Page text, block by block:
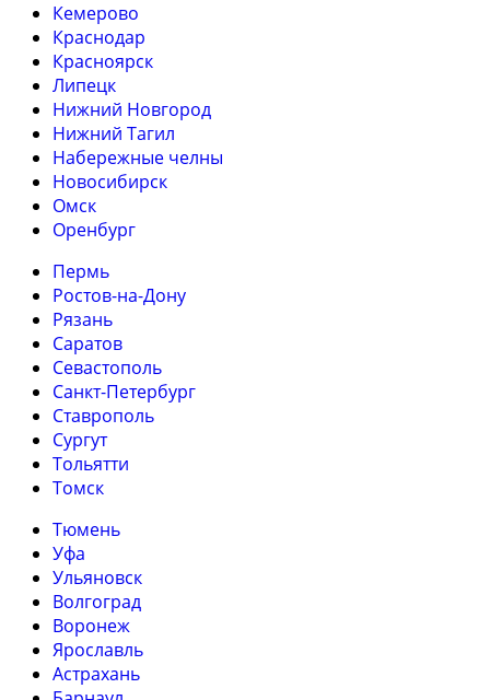
Кемерово
Краснодар
Красноярск
Липецк
Нижний Новгород
Нижний Тагил
Набережные челны
Новосибирск
Омск
Оренбург
Пермь
Ростов-на-Дону
Рязань
Саратов
Севастополь
Санкт-Петербург
Ставрополь
Сургут
Тольятти
Томск
Тюмень
Уфа
Ульяновск
Волгоград
Воронеж
Ярославль
Астрахань